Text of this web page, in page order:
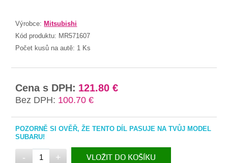
Výrobce:Mitsubishi
Kód produktu: MR571607
Počet kusů na autě: 1 Ks
Cena s DPH: 121.80 €
Bez DPH: 100.70 €
POZORNĚ SI OVĚŘ, ŽE TENTO DÍL PASUJE NA TVŮJ MODEL
SUBARU!
- + VLOŽIT DO KOŠÍKU